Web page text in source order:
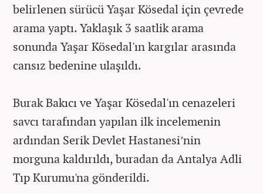
belirlenen sürücü Yaşar Kösedal için çevrede
arama yaptı. Yaklaşık 3 saatlik arama
sonunda Yaşar Kösedal'ın kargılar arasında
cansız bedenine ulaşıldı.
Burak Bakıcı ve Yaşar Kösedal'ın cenazeleri
savcı tarafından yapılan ilk incelemenin
ardından Serik Devlet Hastanesi’nin
morguna kaldırıldı, buradan da Antalya Adli
Tıp Kurumu'na gönderildi.